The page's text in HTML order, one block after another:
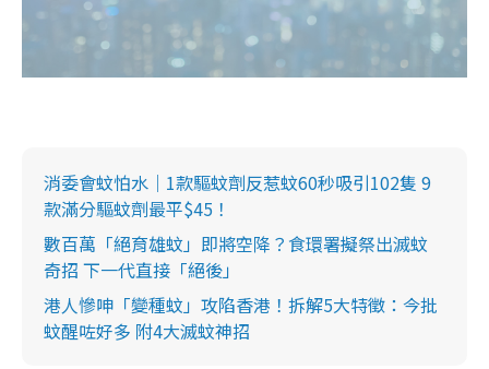
消委會蚊怕水｜1款驅蚊劑反惹蚊60秒吸引102隻 9
款滿分驅蚊劑最平$45！
數百萬「絕育雄蚊」即將空降？食環署擬祭出滅蚊
奇招 下一代直接「絕後」
港人慘呻「變種蚊」攻陷香港！拆解5大特徵：今批
蚊醒咗好多 附4大滅蚊神招